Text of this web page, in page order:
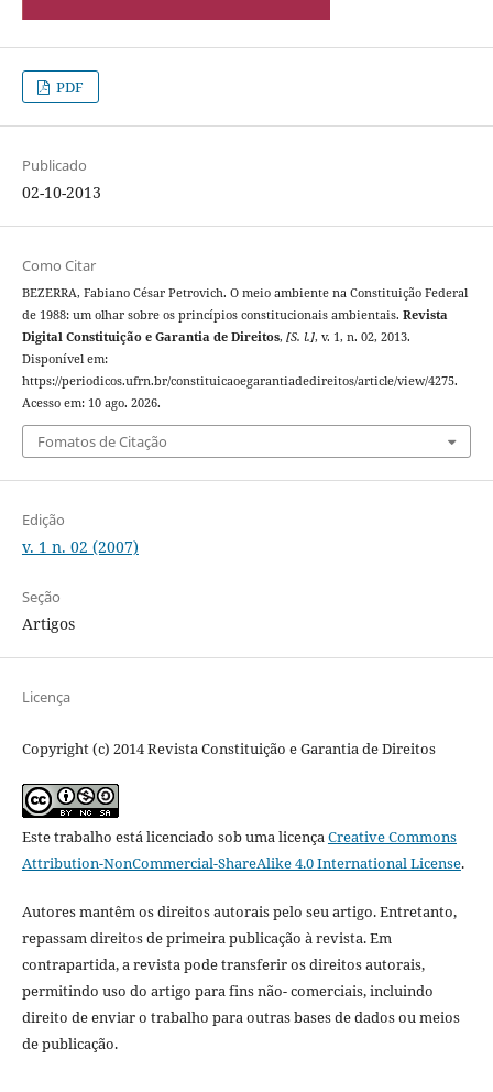
PDF
Publicado
02-10-2013
Como Citar
BEZERRA, Fabiano César Petrovich. O meio ambiente na Constituição Federal
de 1988: um olhar sobre os princípios constitucionais ambientais. Revista
Digital Constituição e Garantia de Direitos, [S. l.], v. 1, n. 02, 2013.
Disponível em:
https://periodicos.ufrn.br/constituicaoegarantiadedireitos/article/view/4275.
Acesso em: 10 ago. 2026.
Fomatos de Citação
Edição
v. 1 n. 02 (2007)
Seção
Artigos
Licença
Copyright (c) 2014 Revista Constituição e Garantia de Direitos
Este trabalho está licenciado sob uma licençaCreative Commons
Attribution-NonCommercial-ShareAlike 4.0 International License.
Autores mantêm os direitos autorais pelo seu artigo. Entretanto,
repassam direitos de primeira publicação à revista. Em
contrapartida, a revista pode transferir os direitos autorais,
permitindo uso do artigo para fins não- comerciais, incluindo
direito de enviar o trabalho para outras bases de dados ou meios
de publicação.